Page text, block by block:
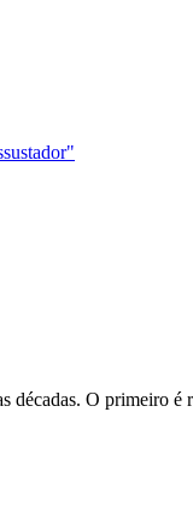
décadas. O primeiro é